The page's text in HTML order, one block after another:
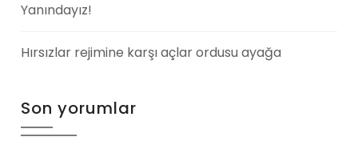
Yanındayız!
Hırsızlar rejimine karşı açlar ordusu ayağa
Son yorumlar